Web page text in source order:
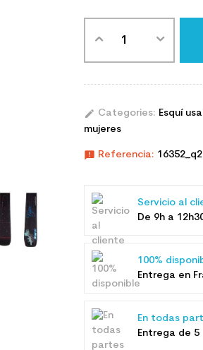
edit Categories: Esquí
mujeres
announcement Referencia:
Servicio al
De 9h a
100%
Entrega en
En todas
Entrega de 5